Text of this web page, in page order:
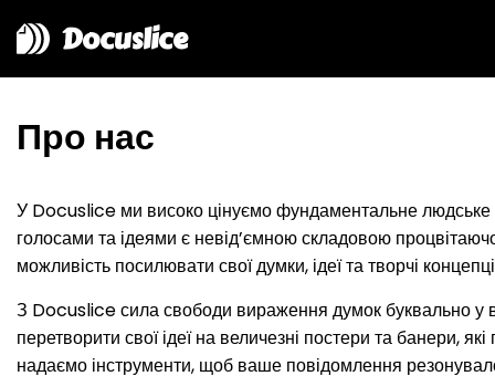
Docuslice
Про нас
У Docuslice ми високо цінуємо фундаментальне людське
голосами та ідеями є невід’ємною складовою
можливість посилювати свої думки, ідеї та творчі
З Docuslice сила свободи вираження думок буквально у
перетворити свої ідеї на величезні постери та банери,
надаємо інструменти, щоб ваше повідомлення